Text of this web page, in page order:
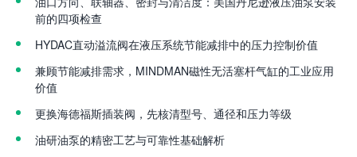
前的四项检查
HYDAC直动溢流阀在液压系统节能减排中的压力控制价值
兼顾节能减排需求，MINDMAN磁性无活塞杆气缸的工业应用
价值
更换海德福斯插装阀，先核清型号、通径和压力等级
油研油泵的精密工艺与可靠性基础解析